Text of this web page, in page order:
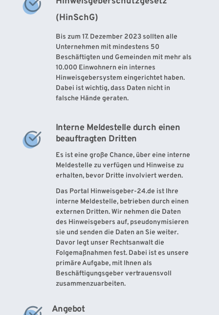
(HinSchG)
Bis zum 17. Dezember 2023 sollten alle
Unternehmen mit mindestens 50
Beschäftigten und Gemeinden mit mehr als
10.000 Einwohnern ein internes
Hinweisgebersystem eingerichtet haben.
Dabei ist wichtig, dass Daten nicht in
falsche Hände geraten.
Interne Meldestelle durch einen
beauftragten Dritten
Es ist eine große Chance, über eine interne
Meldestelle zu verfügen und Hinweise zu
erhalten, bevor Dritte involviert werden.
Das Portal Hinweisgeber-24.de ist Ihre
interne Meldestelle, betrieben durch einen
externen Dritten. Wir nehmen die Daten
des Hinweisgebers auf, pseudonymisieren
sie und senden die Daten an Sie weiter.
Davor legt unser Rechtsanwalt die
Folgemaßnahmen fest. Dabei ist es unsere
primäre Aufgabe, mit Ihnen als
Beschäftigungsgeber vertrauensvoll
zusammenzuarbeiten.
Angebot